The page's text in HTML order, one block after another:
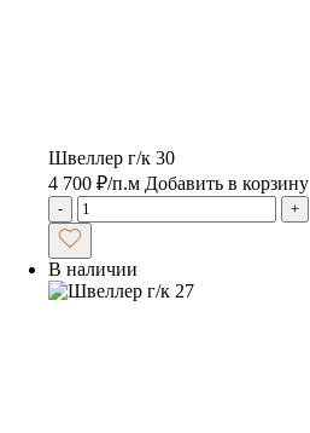
Швеллер г/к 30
4 700 ₽/п.м Добавить в корзину
- +
В наличии